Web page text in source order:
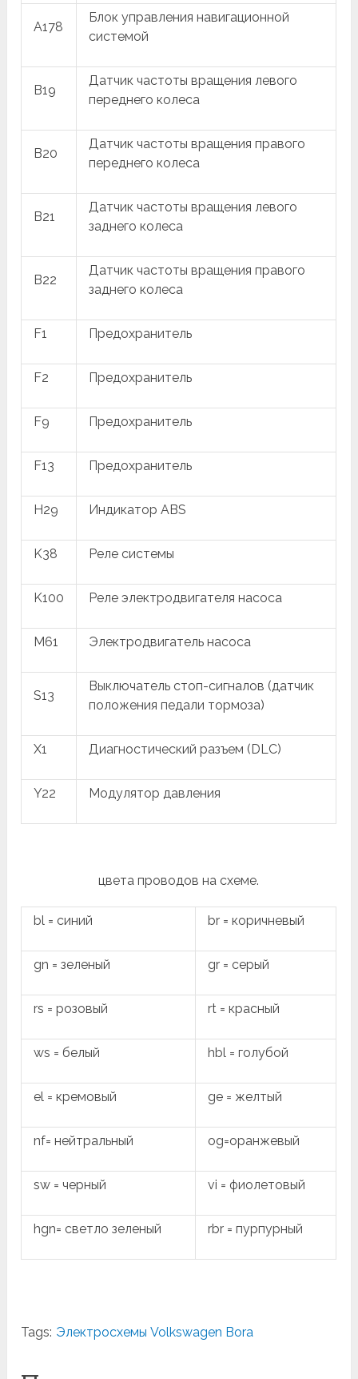
A178
Блок управления навигационной
системой
B19
Датчик частоты вращения левого
переднего колеса
B20
Датчик частоты вращения правого
переднего колеса
B21
Датчик частоты вращения левого
заднего колеса
B22
Датчик частоты вращения правого
заднего колеса
F1 Предохранитель
F2 Предохранитель
F9 Предохранитель
F13 Предохранитель
H29 Индикатор ABS
K38 Реле системы
K100 Реле электродвигателя насоса
M61 Электродвигатель насоса
S13
Выключатель стоп-сигналов (датчик
положения педали тормоза)
X1 Диагностический разъем (DLC)
Y22 Модулятор давления
цвета проводов на схеме.
bl = синий br = коричневый
gn = зеленый gr = серый
rs = розовый rt = красный
ws = белый hbl = голубой
el = кремовый ge = желтый
nf= нейтральный og=оранжевый
sw = черный vi = фиолетовый
hgn= светло зеленый rbr = пурпурный
Tags: Электросхемы Volkswagen Bora